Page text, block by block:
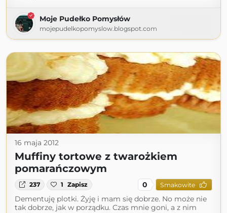
Moje Pudełko Pomysłów
mojepudelkopomyslow.blogspot.com
16 maja 2012
Muffiny tortowe z twarożkiem
pomarańczowym
237 1 Zapisz 0 Smakowite
Dementuję plotki. Żyję i mam się dobrze. No może nie
tak dobrze, jak w porządku. Czas mnie goni, a z nim